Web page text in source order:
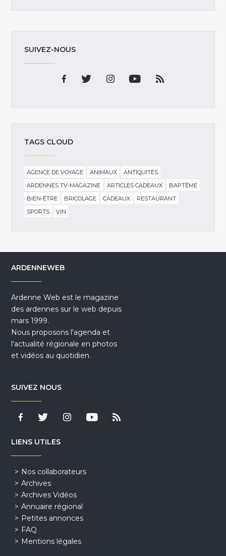
SUIVEZ-NOUS
TAGS CLOUD
AGENCE DE VOYAGE ANIMAUX
ANTIQUITÉS
ARDENNES TV-MAGAZINE
ARTICLES CADEAUX
BAPTÊME
BIEN-ÊTRE
BRICOLAGE CADEAUX
RESTAURANT
SPORTS
VIN
ARDENNEWEB
Ardenne Web est le magazine
des ardennes sur le web depuis
mars 1999.
Nous proposons l'agenda et
l'actualité régionale en photos
et vidéos au quotidien.
SUIVEZ NOUS
LIENS UTILES
Nos collaborateurs
Archives
Archives Vidéos
Annuaire régional
Petites annonces
FAQ
Mentions légales